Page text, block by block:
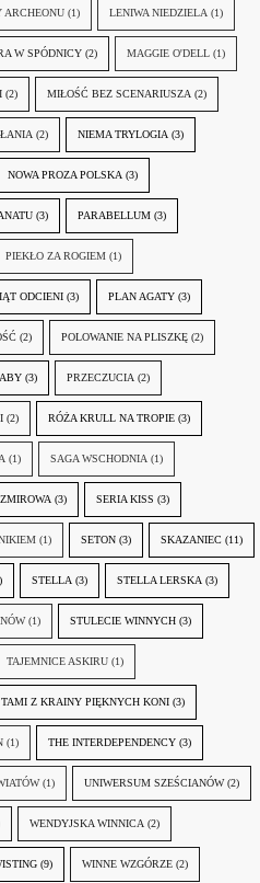
ARCHEONU (1) LENIWA NIEDZIELA (1)
W SPÓDNICY (2) MAGGIE O'DELL (1)
(2) MIŁOŚĆ BEZ SCENARIUSZA (2)
(2) NIEMA TRYLOGIA (3)
NOWA PROZA POLSKA (3)
(3) PARABELLUM (3)
PIEKŁO ZA ROGIEM (1)
ODCIENI (3) PLAN AGATY (3)
(2) POLOWANIE NA PLISZKĘ (2)
(3) PRZECZUCIA (2)
(2) RÓŻA KRULL NA TROPIE (3)
(1) SAGA WSCHODNIA (1)
(3) SERIA KISS (3)
(1) SETON (3) SKAZANIEC (11)
STELLA (3) STELLA LERSKA (3)
(1) STULECIE WINNYCH (3)
TAJEMNICE ASKIRU (1)
TAMI Z KRAINY PIĘKNYCH KONI (3)
(1) THE INTERDEPENDENCY (3)
(1) UNIWERSUM SZEŚCIANÓW (2)
WENDYJSKA WINNICA (2)
(9) WINNE WZGÓRZE (2)